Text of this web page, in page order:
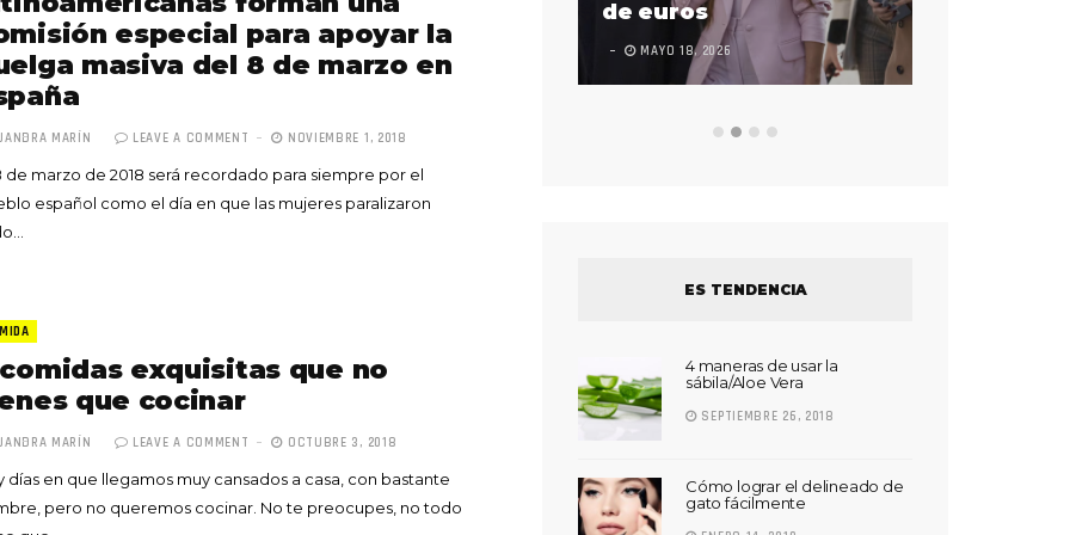
especial para apoyar la
masiva del 8 de marzo en
MARÍN LEAVE A COMMENT NOVIEMBRE 1, 2018
de marzo de 2018 será recordado para siempre por el
español como el día en que las mujeres paralizaron
exquisitas que no
que cocinar
MARÍN LEAVE A COMMENT OCTUBRE 3, 2018
días en que llegamos muy cansados a casa, con bastante
pero no queremos cocinar. No te preocupes, no todo
las mujeres
COMMENT FEBRERO 16, 2023
de euros
MAYO 18, 2026
ES TENDENCIA
4 maneras de usar la
sábila/Aloe Vera
SEPTIEMBRE 26, 2018
Cómo lograr el delineado de
gato fácilmente